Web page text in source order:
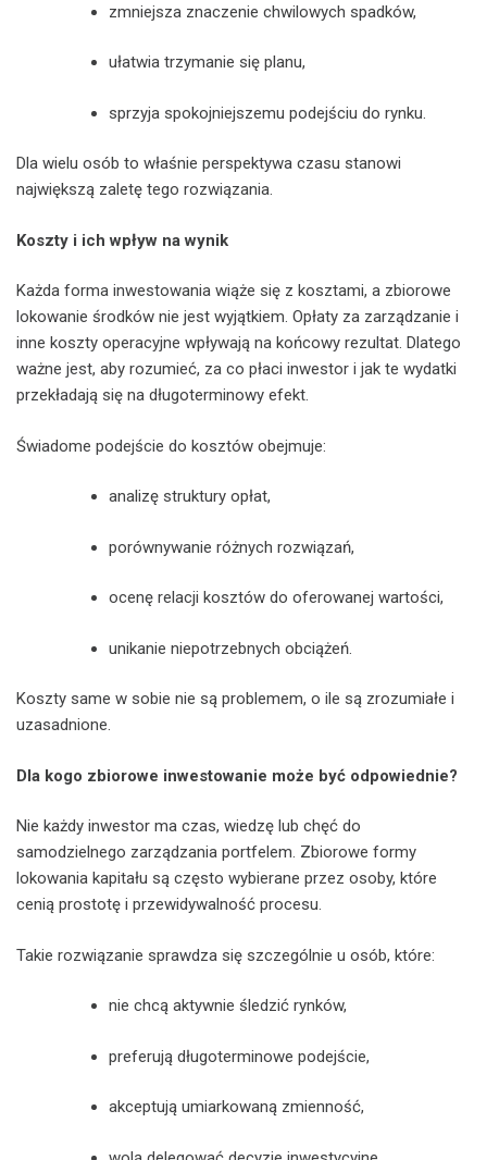
zmniejsza znaczenie chwilowych spadków,
ułatwia trzymanie się planu,
sprzyja spokojniejszemu podejściu do rynku.
Dla wielu osób to właśnie perspektywa czasu stanowi
największą zaletę tego rozwiązania.
Koszty i ich wpływ na wynik
Każda forma inwestowania wiąże się z kosztami, a zbiorowe
lokowanie środków nie jest wyjątkiem. Opłaty za zarządzanie i
inne koszty operacyjne wpływają na końcowy rezultat. Dlatego
ważne jest, aby rozumieć, za co płaci inwestor i jak te wydatki
przekładają się na długoterminowy efekt.
Świadome podejście do kosztów obejmuje:
analizę struktury opłat,
porównywanie różnych rozwiązań,
ocenę relacji kosztów do oferowanej wartości,
unikanie niepotrzebnych obciążeń.
Koszty same w sobie nie są problemem, o ile są zrozumiałe i
uzasadnione.
Dla kogo zbiorowe inwestowanie może być odpowiednie?
Nie każdy inwestor ma czas, wiedzę lub chęć do
samodzielnego zarządzania portfelem. Zbiorowe formy
lokowania kapitału są często wybierane przez osoby, które
cenią prostotę i przewidywalność procesu.
Takie rozwiązanie sprawdza się szczególnie u osób, które:
nie chcą aktywnie śledzić rynków,
preferują długoterminowe podejście,
akceptują umiarkowaną zmienność,